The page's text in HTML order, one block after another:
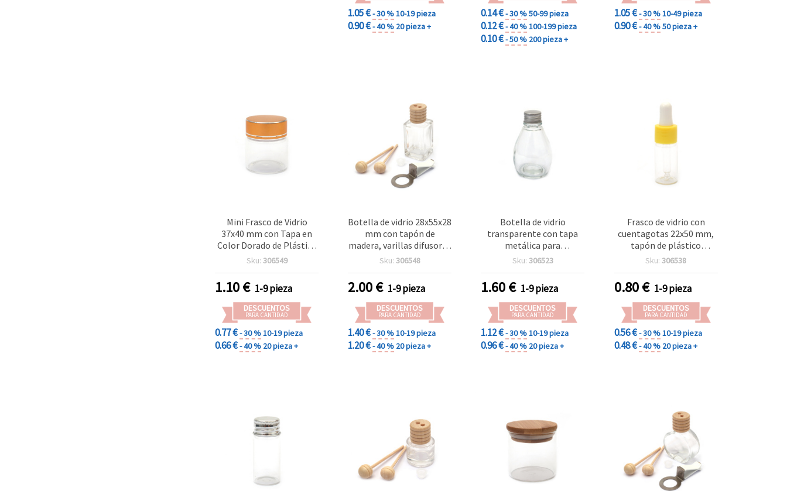
1.05 €- 30 %10-19 pieza
0.90 €- 40 % 20 pieza +
0.14 €- 30 %50-99 pieza
0.12 €- 40 %100-199 pieza
0.10 €- 50 % 200 pieza +
1.05 €- 30 %10-49 pieza
0.90 €- 40 %50 pieza +
Mini Frasco de Vidrio
37x40 mm con Tapa en
Color Dorado de Plástico
y Metal para Cosmética y
Manualidades y DIY
Sku: 306549
1.10€ 1-9 pieza
DESCUENTOS
PARA CANTIDAD
0.77 €- 30 %10-19 pieza
0.66 €- 40 % 20 pieza +
Botella de vidrio 28x55x28
mm con tapón de
madera, varillas difusoras
y clip para fragancias
Sku: 306548
2.00€ 1-9 pieza
DESCUENTOS
PARA CANTIDAD
1.40 €- 30 %10-19 pieza
1.20 €- 40 % 20 pieza +
Botella de vidrio
transparente con tapa
metálica para
manualidades, 50 ml, 57 x
Sku: 306523
1.60€ 1-9 pieza
DESCUENTOS
PARA CANTIDAD
1.12 €- 30 %10-19 pieza
0.96 €- 40 % 20 pieza +
Frasco de vidrio con
cuentagotas 22x50 mm,
tapón de plástico
amarillo para
Sku:306538
0.80€ 1-9 pieza
DESCUENTOS
PARA CANTIDAD
0.56 €- 30 %10-19 pieza
0.48 €- 40 % 20 pieza +